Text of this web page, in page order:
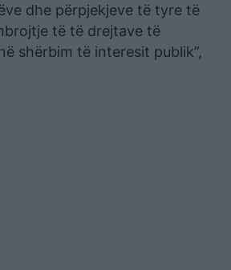
dhe përpjekjeve të tyre të
të të drejtave të
shërbim të interesit publik”,